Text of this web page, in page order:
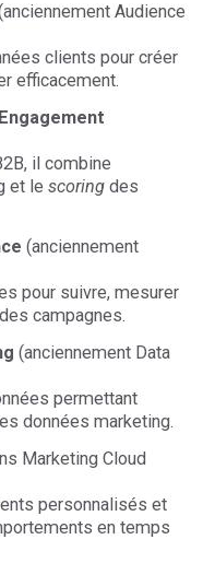
Audience
clients pour créer
efficacement.
il combine
et lescoring des
(anciennement
pour suivre, mesurer
campagnes.
(anciennement Data
permettant
données marketing.
Marketing Cloud
personnalisés et
en temps